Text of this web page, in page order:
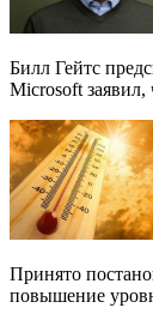
Билл Гейтс
Microsoft заявил,
Принято
повышение